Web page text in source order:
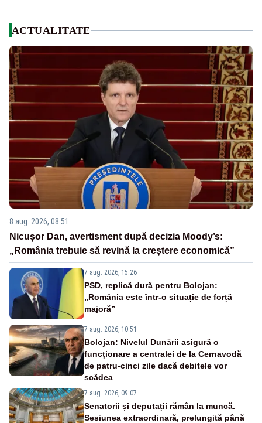
ACTUALITATE
8 aug. 2026, 08:51
Nicușor Dan, avertisment după decizia Moody’s:
„România trebuie să revină la creștere economică”
7 aug. 2026, 15:26
PSD, replică dură pentru Bolojan:
„România este într-o situație de forță
majoră”
7 aug. 2026, 10:51
Bolojan: Nivelul Dunării asigură o
funcționare a centralei de la Cernavodă
de patru-cinci zile dacă debitele vor
scădea
7 aug. 2026, 09:07
Senatorii și deputații rămân la muncă.
Sesiunea extraordinară, prelungită până